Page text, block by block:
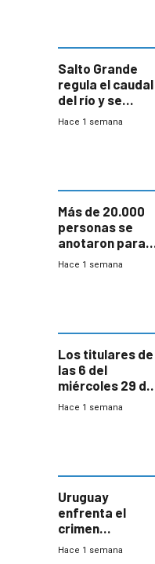
Salto Grande
regula el caudal
del río y se
prepara para un
Hace 1 semana
Más de 20.000
personas se
anotaron para
las pruebas
Hace 1 semana
Los titulares de
las 6 del
miércoles 29 de
julio de 2026
Hace 1 semana
Uruguay
enfrenta el
crimen
organizado con
Hace 1 semana